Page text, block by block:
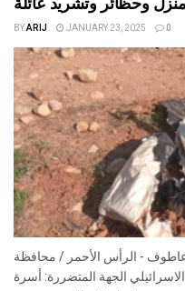
BYARIJ JANUARY 23, 2025 0
عاطوف - الرأس الأحمر / محافظة
الجهة المتضررة: أسرة